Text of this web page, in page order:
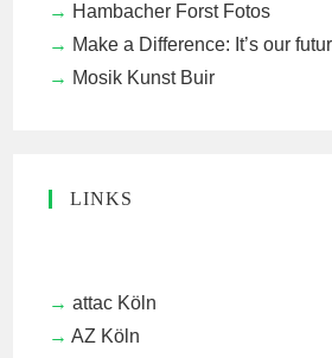
Hambacher Forst Fotos
Make a Difference: It’s our
Mosik Kunst Buir
LINKS
attac Köln
AZ Köln